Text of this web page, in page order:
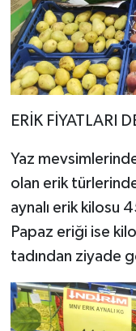
ERİK FİYATLARI
Yaz
olan erik
aynalı erik kilosu
Papaz eriği ise
tadından ziyade